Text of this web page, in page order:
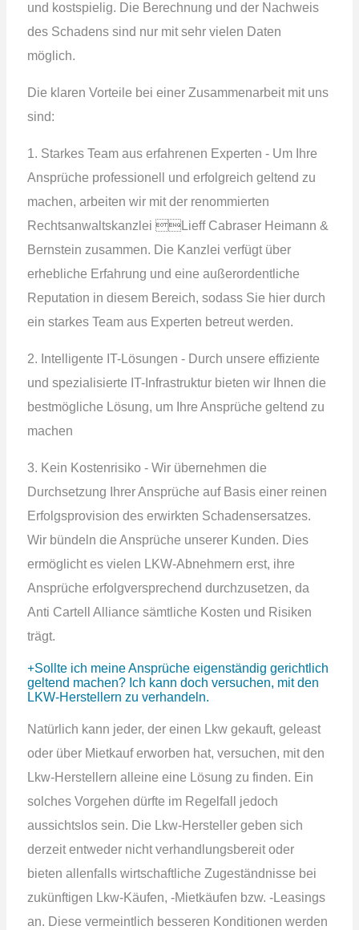
und kostspielig. Die Berechnung und der Nachweis
des Schadens sind nur mit sehr vielen Daten
möglich.
Die klaren Vorteile bei einer Zusammenarbeit mit uns
sind:
1. Starkes Team aus erfahrenen Experten - Um Ihre
Ansprüche professionell und erfolgreich geltend zu
machen, arbeiten wir mit der renommierten
Rechtsanwaltskanzlei Lieff Cabraser Heimann &
Bernstein zusammen. Die Kanzlei verfügt über
erhebliche Erfahrung und eine außerordentliche
Reputation in diesem Bereich, sodass Sie hier durch
ein starkes Team aus Experten betreut werden.
2. Intelligente IT-Lösungen - Durch unsere effiziente
und spezialisierte IT-Infrastruktur bieten wir Ihnen die
bestmögliche Lösung, um Ihre Ansprüche geltend zu
machen
3. Kein Kostenrisiko - Wir übernehmen die
Durchsetzung Ihrer Ansprüche auf Basis einer reinen
Erfolgsprovision des erwirkten Schadensersatzes.
Wir bündeln die Ansprüche unserer Kunden. Dies
ermöglicht es vielen LKW-Abnehmern erst, ihre
Ansprüche erfolgversprechend durchzusetzen, da
Anti Cartell Alliance sämtliche Kosten und Risiken
trägt.
Sollte ich meine Ansprüche eigenständig gerichtlich
geltend machen? Ich kann doch versuchen, mit den
LKW-Herstellern zu verhandeln.
Natürlich kann jeder, der einen Lkw gekauft, geleast
oder über Mietkauf erworben hat, versuchen, mit den
Lkw-Herstellern alleine eine Lösung zu finden. Ein
solches Vorgehen dürfte im Regelfall jedoch
aussichtslos sein. Die Lkw-Hersteller geben sich
derzeit entweder nicht verhandlungsbereit oder
bieten allenfalls wirtschaftliche Zugeständnisse bei
zukünftigen Lkw-Käufen, -Mietkäufen bzw. -Leasings
an. Diese vermeintlich besseren Konditionen werden